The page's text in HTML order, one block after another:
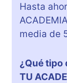
Hasta
media de
¿Qué tipo
TU